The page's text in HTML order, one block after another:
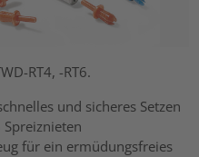
RT4, -RT6.
und sicheres Setzen
Spreiznieten
für ein ermüdungsfreies